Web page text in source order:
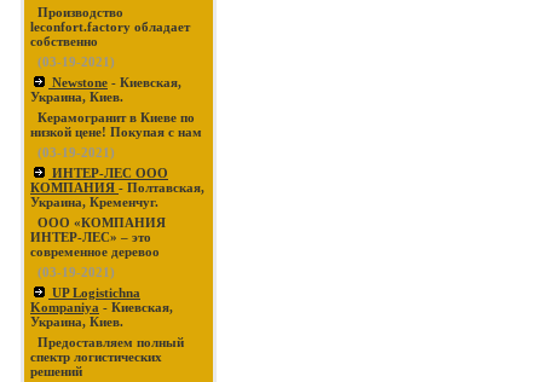
Производство
leconfort.factory обладает
собственно
(03-19-2021)
Newstone - Киевская,
Украина, Киев.
Керамогранит в Киеве по
низкой цене! Покупая с нам
(03-19-2021)
ИНТЕР-ЛЕС ООО
КОМПАНИЯ - Полтавская,
Украина, Кременчуг.
ООО «КОМПАНИЯ
ИНТЕР-ЛЕС» – это
современное деревоо
(03-19-2021)
UP Logistichna
Kompaniya - Киевская,
Украина, Киев.
Предоставляем полный
спектр логистических
решений